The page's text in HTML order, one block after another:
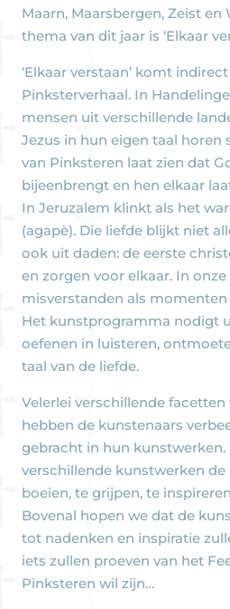
Maarn, Maarsbergen, Zeist en
thema van dit jaar is ‘Elkaar
‘Elkaar verstaan’ komt
Pinksterverhaal. In
mensen uit verschillende
Jezus in hun eigen taal horen
van Pinksteren laat zien dat
bijeenbrengt en hen elkaar
In Jeruzalem klinkt als het
(agapè). Die liefde blijkt niet
ook uit daden: de eerste
en zorgen voor elkaar. In
misverstanden als
Het kunstprogramma nodigt
oefenen in luisteren,
taal van de liefde.
Velerlei verschillende facetten
hebben de kunstenaars
gebracht in hun kunstwerken.
verschillende kunstwerken
boeien, te grijpen, te
Bovenal hopen we dat de
tot nadenken en inspiratie
iets zullen proeven van het
Pinksteren wil zijn…